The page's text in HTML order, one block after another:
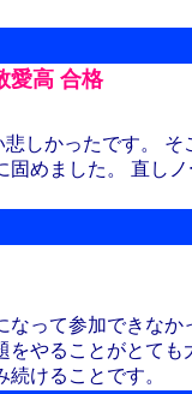
愛高 合格
しかったです。 そ
固めました。 直し
なって参加できなか
をやることがとても
けることです。